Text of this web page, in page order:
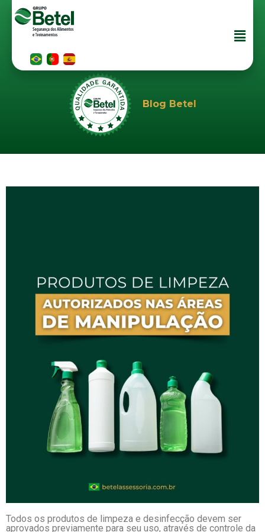
Blog Betel
Todos os produtos de limpeza e desinfecção devem ser
aprovados previamente para seu uso, através de controle da